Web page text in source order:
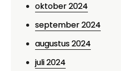
oktober 2024
september 2024
augustus 2024
juli 2024